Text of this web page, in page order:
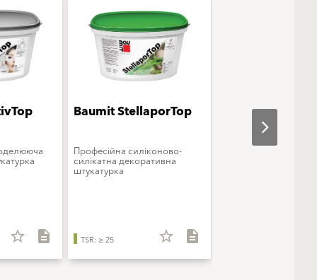
star_border description
Baumit StellaporTop
Професійна силіконово-
силікатна декоративна
штукатурка
TSR: ≥ 25 star_border description
Baumit